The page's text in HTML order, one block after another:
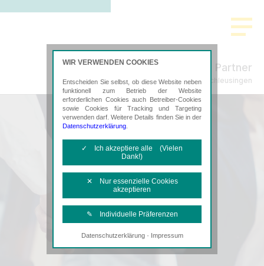
Freund & Partner
Steuerberatung in Schleusingen
WIR VERWENDEN COOKIES
Entscheiden Sie selbst, ob diese Website neben
funktionell zum Betrieb der Website
erforderlichen Cookies auch Betreiber-Cookies
sowie Cookies für Tracking und Targeting
verwenden darf. Weitere Details finden Sie in der
Datenschutzerklärung
✓ Ich akzeptiere alle (Vielen
Dank!)
✕ Nur essenzielle Cookies
akzeptieren
✎ Individuelle Präferenzen
Notwendige Cookies
Diese Cookies sind erforderlich, um die
Datenschutzerklärung· Impressum